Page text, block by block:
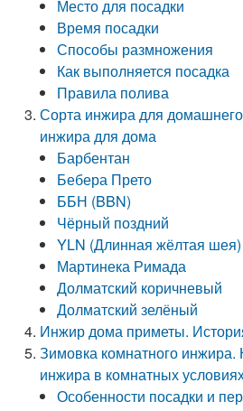
Место для посадки
Время посадки
Способы размножения
Как выполняется посадка
Правила полива
Сорта инжира для
инжира для дома
Барбентан
Бебера Прето
ББН (BBN)
Чёрный поздний
YLN (Длинная жёлтая шея)
Мартинека Римада
Долматский коричневый
Долматский зелёный
Инжир дома приметы.
Зимовка комнатного
инжира в комнатных
Особенности посадки и